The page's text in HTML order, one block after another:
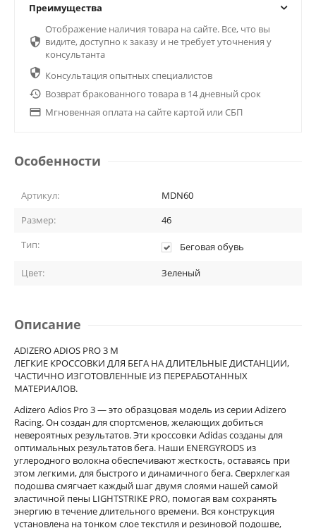
Преимущества

Отображение наличия товара на сайте. Все, что вы
видите, доступно к заказу и не требует уточнения у
консультанта
 Консультация опытных специалистов
 Возврат бракованного товара в 14 дневный срок
 Мгновенная оплата на сайте картой или СБП
Особенности
Артикул:
MDN60
Размер:
46
Тип:
Беговая обувь
Цвет: Зеленый
Описание
ADIZERO ADIOS PRO 3 M
ЛЕГКИЕ КРОССОВКИ ДЛЯ БЕГА НА ДЛИТЕЛЬНЫЕ ДИСТАНЦИИ,
ЧАСТИЧНО ИЗГОТОВЛЕННЫЕ ИЗ ПЕРЕРАБОТАННЫХ
МАТЕРИАЛОВ.
Adizero Adios Pro 3 — это образцовая модель из серии Adizero
Racing. Он создан для спортсменов, желающих добиться
невероятных результатов. Эти кроссовки Adidas созданы для
оптимальных результатов бега. Наши ENERGYRODS из
углеродного волокна обеспечивают жесткость, оставаясь при
этом легкими, для быстрого и динамичного бега. Сверхлегкая
подошва смягчает каждый шаг двумя слоями нашей самой
эластичной пены LIGHTSTRIKE PRO, помогая вам сохранять
энергию в течение длительного времени. Вся конструкция
установлена на тонком слое текстиля и резиновой подошве,